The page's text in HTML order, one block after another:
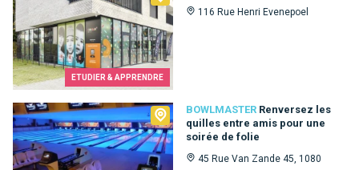
ETUDIER & APPRENDRE
116 Rue Henri Evenepoel
BOWLMASTER Renversez les
quilles entre amis pour une
soirée de folie
45 Rue Van Zande 45, 1080
Bowlmaster